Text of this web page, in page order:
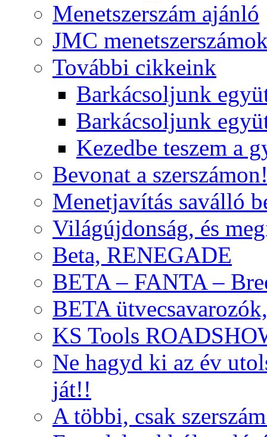
Menetszerszám ajánló
JMC
További cikkeink
Barkácsoljunk
Barkácsoljunk
Kezedbe teszem a
Bevonat a
Menetjavítás saválló
Világújdonság, és
Beta, RENEGADE
BETA – FANTA –
BETA
KS Tools
Ne hagyd ki az év
ját!!
A többi, csak